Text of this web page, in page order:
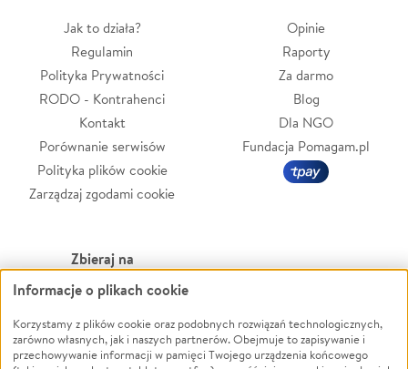
Jak to działa?
Regulamin
Polityka Prywatności
RODO - Kontrahenci
Kontakt
Porównanie serwisów
Polityka plików cookie
Zarządzaj zgodami cookie
Opinie
Raporty
Za darmo
Blog
Dla NGO
Fundacja Pomagam.pl
Zbieraj na
Leczenie
Zwierzęta
Pożar
Powódź
Wichura
Informacje o plikach cookie
Korzystamy z plików cookie oraz podobnych rozwiązań technologicznych,
zarówno własnych, jak i naszych partnerów. Obejmuje to zapisywanie i
przechowywanie informacji w pamięci Twojego urządzenia końcowego